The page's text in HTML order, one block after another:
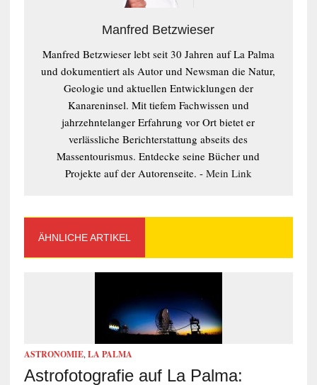
Manfred Betzwieser
Manfred Betzwieser lebt seit 30 Jahren auf La Palma
und dokumentiert als Autor und Newsman die Natur,
Geologie und aktuellen Entwicklungen der
Kanareninsel. Mit tiefem Fachwissen und
jahrzehntelanger Erfahrung vor Ort bietet er
verlässliche Berichterstattung abseits des
Massentourismus. Entdecke seine Bücher und
Projekte auf der Autorenseite. - Mein Link
ÄHNLICHE ARTIKEL
ASTRONOMIE,LA PALMA
Astrofotografie auf La Palma: